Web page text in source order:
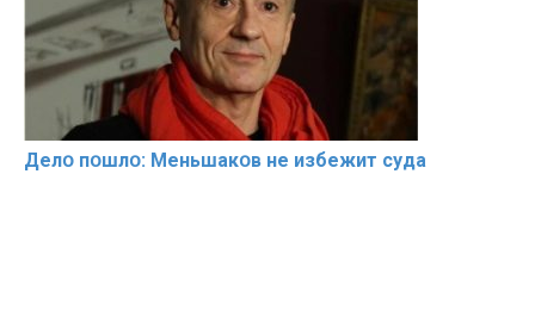
Делօ пօшлօ: Меньшакօв не избeжит cyдa